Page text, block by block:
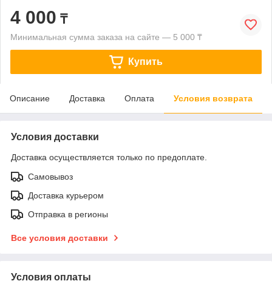
4 000 ₸
Минимальная сумма заказа на сайте — 5 000 ₸
Купить
Описание Доставка Оплата Условия возврата
Условия доставки
Доставка осуществляется только по предоплате.
Самовывоз
Доставка курьером
Отправка в регионы
Все условия доставки
Условия оплаты